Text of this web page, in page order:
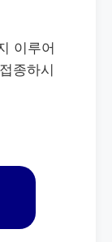
이루어
종하시